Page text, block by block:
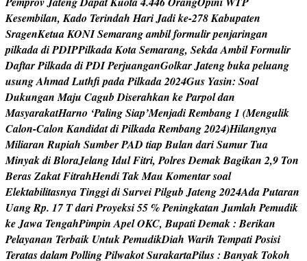
Kesembilan, Kado Terindah HariJadike-278Kabupaten
SragenKetuaKONISemarangambilformulirpenjaringan
pilkadadiPDIPPilkadaKotaSemarang, SekdaAmbilFormulir
DaftarPilkadadiPDIPerjuanganGolkarJatengbukapeluang
usungAhmadLuthf padaPilkada2024Gus Yasin: Soal
Dukungan Maju Cagub Diserahkan keParpoldan
MasyarakatHarno ‘PalingSiap’MenjadiRembang1 (Mengulik
Calon-Calon KandidatdiPilkadaRembang2024)Hilangnya
Miliaran Rupiah SumberPAD tiap Bulan dariSumur Tua
MinyakdiBloraJelangIdulFitri, PolresDemakBagikan 2,9 Ton
BerasZakatFitrahHendi TakMau Komentarsoal
Elektabilitasnya TinggidiSurveiPilgub Jateng2024AdaPutaran
UangRp. 17 TdariProyeksi55%Peningkatan Jumlah Pemudik
keJawa TengahPimpin ApelOKC, BupatiDemak: Berikan
Pelayanan Terbaik UntukPemudikDiah Warih TempatiPosisi
TeratasdalamPollingPilwakotSurakartaPilus: Banyak Tokoh